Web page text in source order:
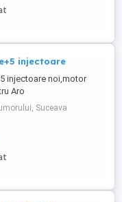
injectoare
injectoare noi,motor
Aro
Suceava